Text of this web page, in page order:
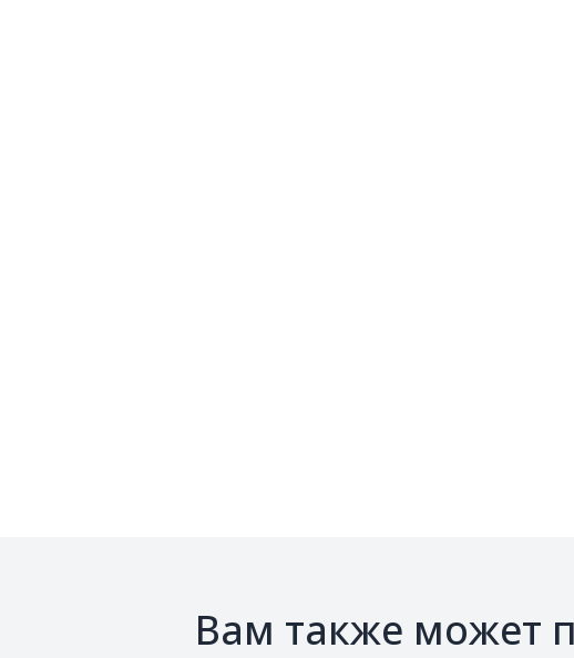
Вам также может